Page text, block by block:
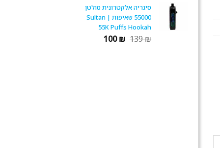
היה:
149 ₪.
הוא:
109 ₪.
סיגריה אלקטרונית סולטן
55000 שאיפות | Sultan
55K Puffs Hookah
139₪
המחיר
100₪
המחיר